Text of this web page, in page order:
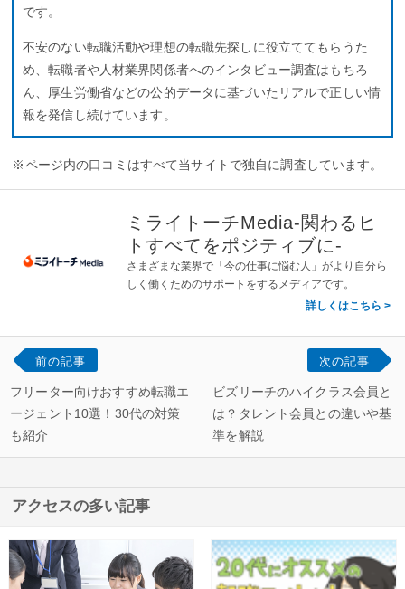
です。
不安のない転職活動や理想の転職先探しに役立ててもらうた
め、転職者や人材業界関係者へのインタビュー調査はもちろ
ん、厚生労働省などの公的データに基づいたリアルで正しい情
報を発信し続けています。
※ページ内の口コミはすべて当サイトで独自に調査しています。
ミライトーチMedia-関わるヒ
トすべてをポジティブに-
さまざまな業界で「今の仕事に悩む人」がより自分ら
しく働くためのサポートをするメディアです。
詳しくはこちら
前の記事
フリーター向けおすすめ転職エ
ージェント10選！30代の対策
も紹介
次の記事
ビズリーチのハイクラス会員と
は？タレント会員との違いや基
準を解説
アクセスの多い記事